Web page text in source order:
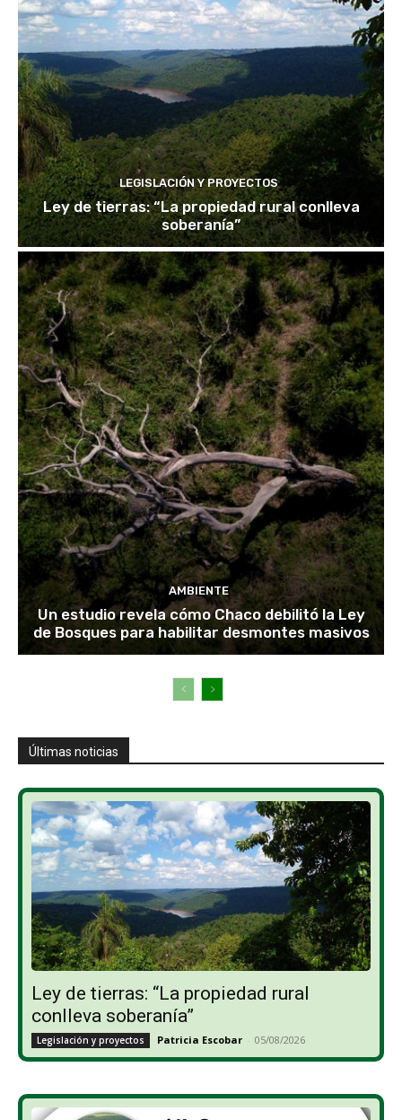
LEGISLACIÓN Y PROYECTOS
Ley de tierras: “La propiedad rural conlleva
soberanía”
AMBIENTE
Un estudio revela cómo Chaco debilitó la Ley
de Bosques para habilitar desmontes masivos
Últimas noticias
Ley de tierras: “La propiedad rural
conlleva soberanía”
Legislación y proyectos Patricia Escobar - 05/08/2026